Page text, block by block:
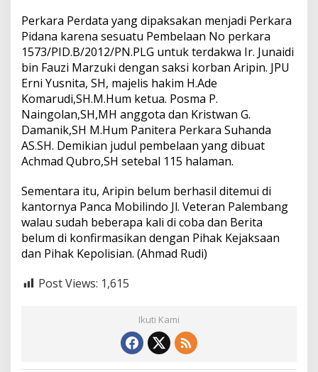
Perkara Perdata yang dipaksakan menjadi Perkara
Pidana karena sesuatu Pembelaan No perkara
1573/PID.B/2012/PN.PLG untuk terdakwa Ir. Junaidi
bin Fauzi Marzuki dengan saksi korban Aripin. JPU
Erni Yusnita, SH, majelis hakim H.Ade
Komarudi,SH.M.Hum ketua. Posma P.
Naingolan,SH,MH anggota dan Kristwan G.
Damanik,SH M.Hum Panitera Perkara Suhanda
AS.SH. Demikian judul pembelaan yang dibuat
Achmad Qubro,SH setebal 115 halaman.
Sementara itu, Aripin belum berhasil ditemui di
kantornya Panca Mobilindo Jl. Veteran Palembang
walau sudah beberapa kali di coba dan Berita
belum di konfirmasikan dengan Pihak Kejaksaan
dan Pihak Kepolisian. (Ahmad Rudi)
Post Views: 1,615
Ikuti Kami